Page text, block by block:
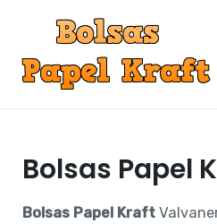
contenido
Bolsas Papel
Bolsas Papel Kraft